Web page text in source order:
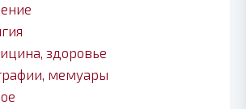
здоровье
мемуары